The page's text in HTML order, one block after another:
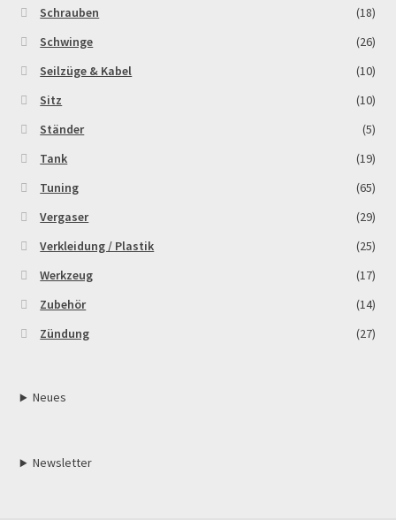
Schrauben
(18)
Schwinge
(26)
Seilzüge & Kabel
(10)
Sitz
(10)
Ständer
(5)
Tank
(19)
Tuning
(65)
Vergaser
(29)
Verkleidung / Plastik
(25)
Werkzeug
(17)
Zubehör
(14)
Zündung
(27)
Neues
Newsletter